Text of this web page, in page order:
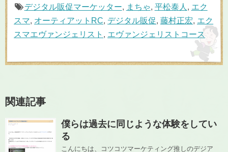
デジタル販促マーケッター, まちゃ, 平松泰人 , エク
スマ, オーティアットRC, デジタル販促,藤村正宏, エク
スマエヴァンジェリスト , エヴァンジェリストコース
関連記事
僕らは過去に同じような体験をしてい
る
こんにちは、コツコツマーケティング推しのデジア